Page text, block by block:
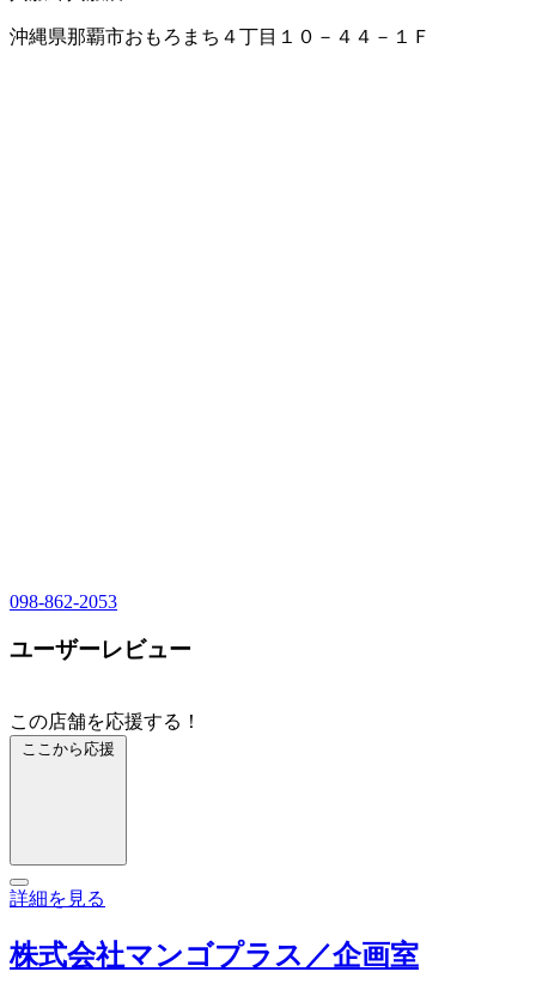
沖縄県那覇市おもろまち４丁目１０－４４－１Ｆ
098-862-2053
ユーザーレビュー
この店舗を応援する！
ここから応援
詳細を見る
株式会社マンゴプラス／企画室